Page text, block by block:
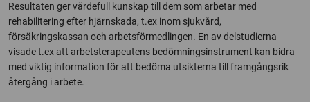
Resultaten ger värdefull kunskap till dem som arbetar med
rehabilitering efter hjärnskada, t.ex inom sjukvård,
försäkringskassan och arbetsförmedlingen. En av delstudierna
visade t.ex att arbetsterapeutens bedömningsinstrument kan bidra
med viktig information för att bedöma utsikterna till framgångsrik
återgång i arbete.